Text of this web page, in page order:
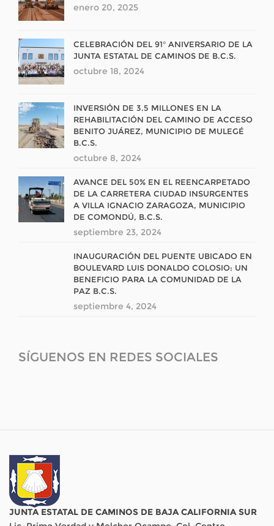
enero 20, 2025
CELEBRACIÓN DEL 91° ANIVERSARIO DE LA
JUNTA ESTATAL DE CAMINOS DE B.C.S.
octubre 18, 2024
INVERSIÓN DE 3.5 MILLONES EN LA
REHABILITACIÓN DEL CAMINO DE ACCESO
BENITO JUÁREZ, MUNICIPIO DE MULEGÉ
B.C.S.
octubre 8, 2024
AVANCE DEL 50% EN EL REENCARPETADO
DE LA CARRETERA CIUDAD INSURGENTES
A VILLA IGNACIO ZARAGOZA, MUNICIPIO
DE COMONDÚ, B.C.S.
septiembre 23, 2024
INAUGURACIÓN DEL PUENTE UBICADO EN
BOULEVARD LUIS DONALDO COLOSIO: UN
BENEFICIO PARA LA COMUNIDAD DE LA
PAZ B.C.S.
septiembre 4, 2024
SÍGUENOS EN REDES SOCIALES
JUNTA ESTATAL DE CAMINOS DE BAJA CALIFORNIA SUR